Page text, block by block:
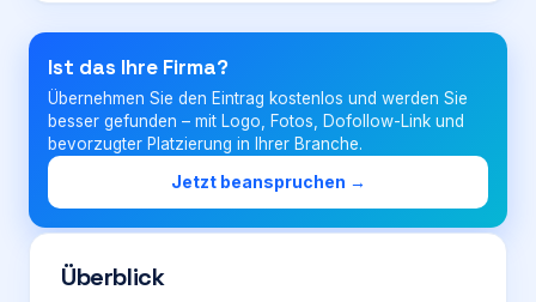
Login
Firma eintragen
Ist das Ihre Firma?
Übernehmen Sie den Eintrag kostenlos und werden Sie
besser gefunden – mit Logo, Fotos, Dofollow-Link und
bevorzugter Platzierung in Ihrer Branche.
Jetzt beanspruchen →
Überblick